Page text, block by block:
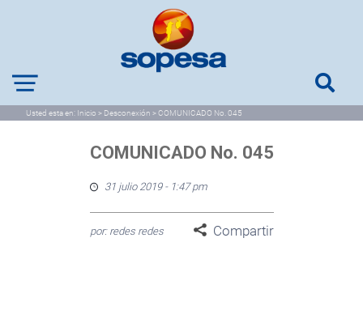
Usted esta en: Inicio > Desconexión > COMUNICADO No. 045
COMUNICADO No. 045
31 julio 2019 - 1:47 pm
por: redes redes Compartir